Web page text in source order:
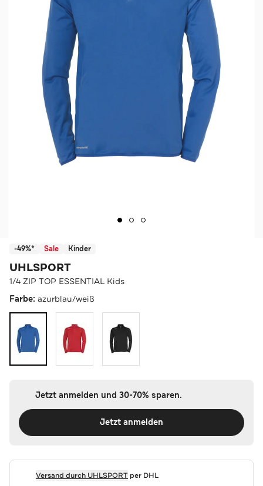
-49%* Sale Kinder
UHLSPORT
1/4 ZIP TOP ESSENTIAL Kids
Farbe: azurblau/weiß
Jetzt anmelden und 30-70% sparen.
Jetzt anmelden
Versand durch UHLSPORTper DHL